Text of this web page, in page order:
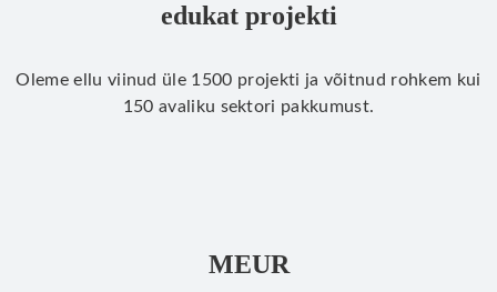
edukat projekti
Oleme ellu viinud üle 1500 projekti ja võitnud rohkem kui
150 avaliku sektori pakkumust.
MEUR